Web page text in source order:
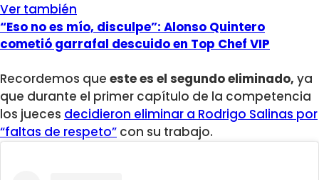
Ver también
“Eso no es mío, disculpe”: Alonso Quintero
cometió garrafal descuido en Top Chef VIP
Recordemos que este es el segundo eliminado, ya
que durante el primer capítulo de la competencia
los jueces decidieron eliminar a Rodrigo Salinas por
“faltas de respeto” con su trabajo.